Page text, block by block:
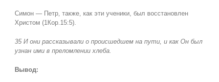
Симон — Петр, также, как эти ученики, был восстановлен
Христом (1Кор.15:5).
35 И они рассказывали о происшедшем на пути, и как Он был
узнан ими в преломлении хлеба.
Вывод: